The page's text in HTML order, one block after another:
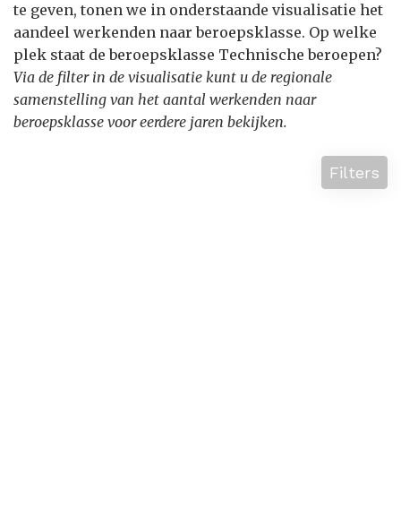
te geven, tonen we in onderstaande visualisatie het
aandeel werkenden naar beroepsklasse. Op welke
plek staat de beroepsklasse Technische beroepen?
Via de filter in de visualisatie kunt u de regionale
samenstelling van het aantal werkenden naar
beroepsklasse voor eerdere jaren bekijken.
Filters